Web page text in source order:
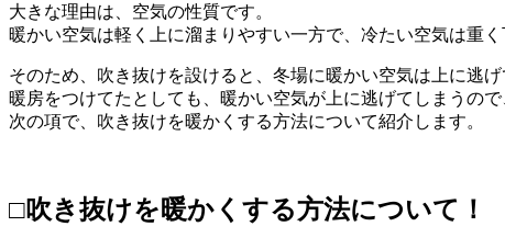
大きな理由は、空気の性質です。
暖かい空気は軽く上に溜まりやすい一方で、冷たい空気は重く
そのため、吹き抜けを設けると、冬場に暖かい空気は上に逃
暖房をつけてたとしても、暖かい空気が上に逃げてしまうので
次の項で、吹き抜けを暖かくする方法について紹介します。
□吹き抜けを暖かくする方法について！